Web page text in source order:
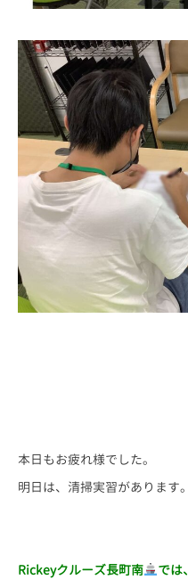
本日もお疲れ様でした。
明日は、清掃実習があります。
Rickeyクルーズ長町南
では、